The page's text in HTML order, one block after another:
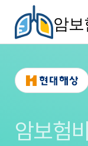
암
암보험